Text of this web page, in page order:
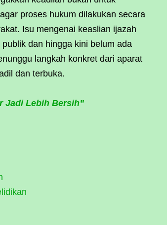
proses hukum dilakukan secara
Isu mengenai keaslian ijazah
dan hingga kini belum ada
langkah konkret dari aparat
dan terbuka.
Jadi Lebih Bersih”